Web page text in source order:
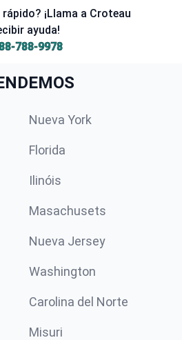
¡Llama a Croteau
ayuda!
788-9978
Nueva York
Florida
Ilinóis
Masachusets
Nueva Jersey
Washington
Carolina del Norte
Misuri